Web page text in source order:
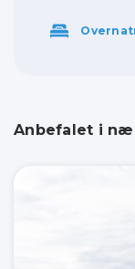
Anbefalet i